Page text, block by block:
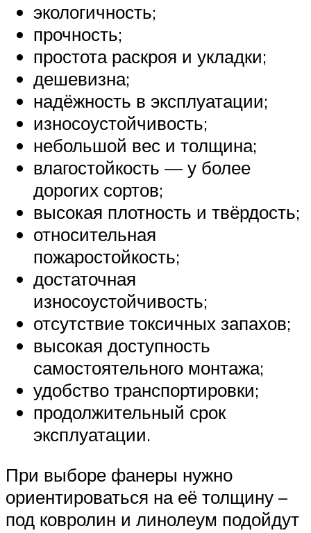
экологичность;
прочность;
простота раскроя и укладки;
дешевизна;
надёжность в эксплуатации;
износоустойчивость;
небольшой вес и толщина;
влагостойкость — у более
дорогих сортов;
высокая плотность и твёрдость;
относительная
пожаростойкость;
достаточная
износоустойчивость;
отсутствие токсичных запахов;
высокая доступность
самостоятельного монтажа;
удобство транспортировки;
продолжительный срок
эксплуатации.
При выборе фанеры нужно
ориентироваться на её толщину –
под ковролин и линолеум подойдут